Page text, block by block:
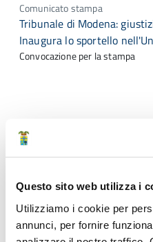
Questo sito web utilizza i
Utilizziamo i cookie per
annunci, per fornire
Comunicato stampa
Tribunale di Modena:
Inaugura lo sportello
Convocazione per la stampa
Tipologia
Presidenza - Varie
Numero
154